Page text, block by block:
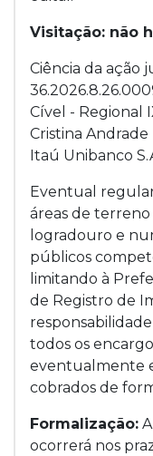
Visitação: não
Ciência da ação
Cível - Regional
Cristina
Itaú Unibanco
Eventual
áreas de
logradouro e
públicos
limitando à
de Registro de
todos os
eventualmente
cobrados de
Formalização:
ocorrerá nos